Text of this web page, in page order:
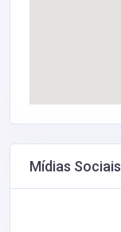
Mídias Sociais